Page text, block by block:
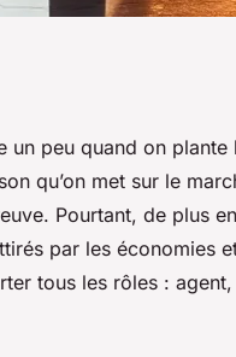
sa
un peu quand on plante
qu’on met sur le
Pourtant, de plus
par les économies
tous les rôles :